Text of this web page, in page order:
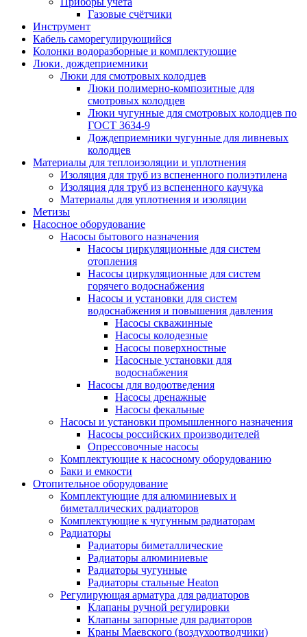
Газовые счётчики
Инструмент
Кабель саморегулирующийся
Колонки водоразборные и комплектующие
Люки, дождеприемники
Люки для смотровых колодцев
Люки полимерно-композитные для
смотровых колодцев
Люки чугунные для смотровых колодцев по
ГОСТ 3634-9
Дождеприемники чугунные для ливневых
колодцев
Материалы для теплоизоляции и уплотнения
Изоляция для труб из вспененного полиэтилена
Изоляция для труб из вспененного каучука
Материалы для уплотнения и изоляции
Метизы
Насосное оборудование
Насосы бытового назначения
Насосы циркуляционные для систем
отопления
Насосы циркуляционные для систем
горячего водоснабжения
Насосы и установки для систем
водоснабжения и повышения давления
Насосы скважинные
Насосы колодезные
Насосы поверхностные
Насосные установки для
водоснабжения
Насосы для водоотведения
Насосы дренажные
Насосы фекальные
Насосы и установки промышленного назначения
Насосы российских производителей
Опрессовочные насосы
Комплектующие к насосному оборудованию
Баки и емкости
Отопительное оборудование
Комплектующие для алюминиевых и
биметаллических радиаторов
Комплектующие к чугунным радиаторам
Радиаторы
Радиаторы биметаллические
Радиаторы алюминиевые
Радиаторы чугунные
Радиаторы стальные Heaton
Регулирующая арматура для радиаторов
Клапаны ручной регулировки
Клапаны запорные для радиаторов
Краны Маевского (воздухоотводчики)